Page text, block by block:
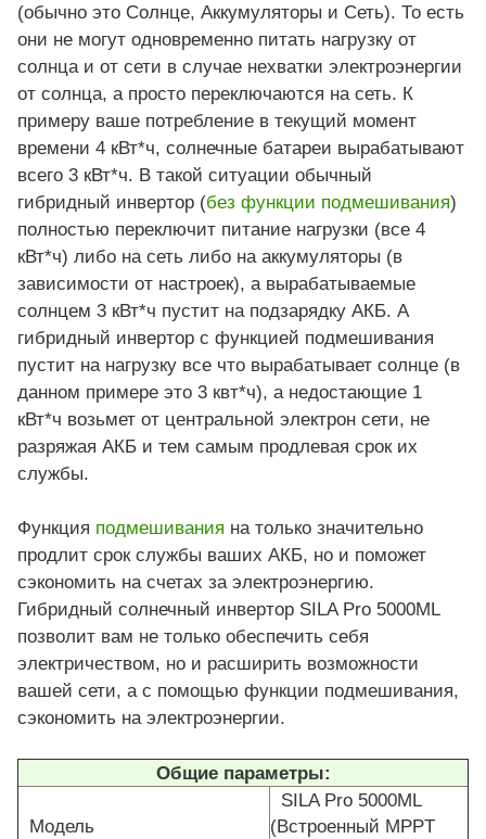
(обычно это Солнце, Аккумуляторы и Сеть). То есть
они не могут одновременно питать нагрузку от
солнца и от сети в случае нехватки электроэнергии
от солнца, а просто переключаются на сеть. К
примеру ваше потребление в текущий момент
времени 4 кВт*ч, солнечные батареи вырабатывают
всего 3 кВт*ч. В такой ситуации обычный
гибридный инвертор (без функции подмешивания)
полностью переключит питание нагрузки (все 4
кВт*ч) либо на сеть либо на аккумуляторы (в
зависимости от настроек), а вырабатываемые
солнцем 3 кВт*ч пустит на подзарядку АКБ. А
гибридный инвертор с функцией подмешивания
пустит на нагрузку все что вырабатывает солнце (в
данном примере это 3 квт*ч), а недостающие 1
кВт*ч возьмет от центральной электрон сети, не
разряжая АКБ и тем самым продлевая срок их
службы.
Функция подмешивания на только значительно
продлит срок службы ваших АКБ, но и поможет
сэкономить на счетах за электроэнергию.
Гибридный солнечный инвертор SILA Pro 5000ML
позволит вам не только обеспечить себя
электричеством, но и расширить возможности
вашей сети, а с помощью функции подмешивания,
сэкономить на электроэнергии.
Общие параметры:
Модель
SILA Pro 5000ML
(Встроенный MPPT